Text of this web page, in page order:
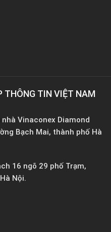
THÔNG TIN VIỆT NAM
Vinaconex Diamond
Bạch Mai, thành phố Hà
16 ngõ 29 phố Trạm,
Nội.